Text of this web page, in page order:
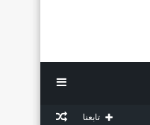
إضافة
مقال تابعنا